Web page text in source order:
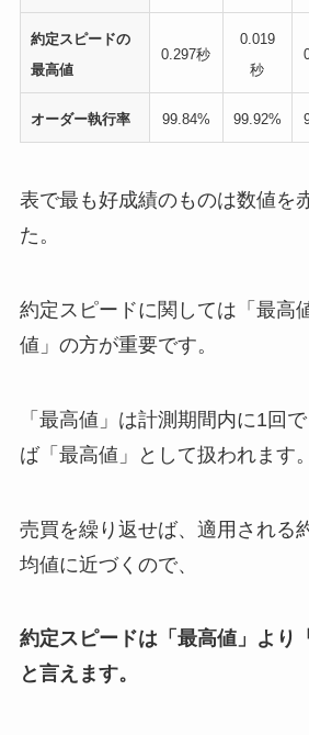
約定スピードの
最高値
0.297秒
0.019
秒
オーダー執行率 99.84% 99.92%
表で最も好成績のものは数値を
た。
約定スピードに関しては「最高
値」の方が重要です。
「最高値」は計測期間内に1回
ば「最高値」として扱われます。
売買を繰り返せば、適用される
均値に近づくので、
約定スピードは「最高値」より
と言えます。